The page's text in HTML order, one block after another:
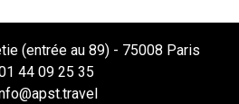
(entrée au 89) - 75008 Paris
44 09 25 35